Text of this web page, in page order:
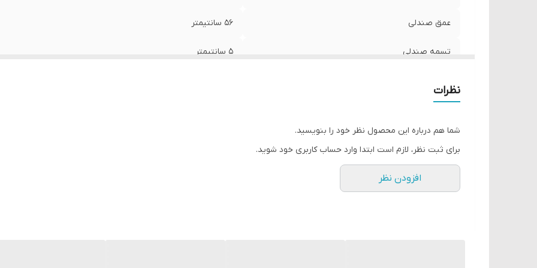
عمق صندلی ۵۶ سانتیمتر
تسمه صندلی ۵ سانتیمتر
ضخامت تشک
ابعاد میز
صفحه میز
نظرات
شما هم درباره این محصول نظر خود را بنویسید.
برای ثبت نظر، لازم است ابتدا وارد حساب کاربری خود شوید.
افزودن نظر